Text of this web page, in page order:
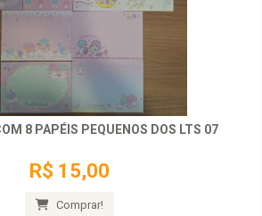
8 PAPÉIS PEQUENOS DOS LTS 07
R$ 15,00
Comprar!